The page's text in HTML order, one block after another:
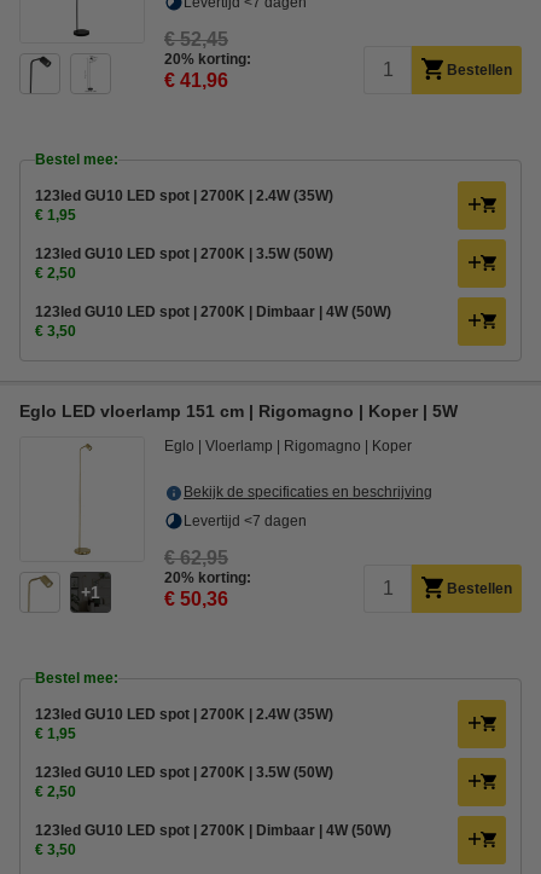
€ 52,45
20% korting:
€ 41,96 Bestellen
Bestel mee:
123led GU10 LED spot | 2700K | 2.4W (35W)
€ 1,95
123led GU10 LED spot | 2700K | 3.5W (50W)
€ 2,50
123led GU10 LED spot | 2700K | Dimbaar | 4W (50W)
€ 3,50
Eglo LED vloerlamp 151 cm | Rigomagno | Koper | 5W
1
Eglo Vloerlamp Rigomagno Koper
Bekijk de specificaties en beschrijving
Levertijd <7 dagen
€ 62,95
20% korting:
€ 50,36 Bestellen
Bestel mee:
123led GU10 LED spot | 2700K | 2.4W (35W)
€ 1,95
123led GU10 LED spot | 2700K | 3.5W (50W)
€ 2,50
123led GU10 LED spot | 2700K | Dimbaar | 4W (50W)
€ 3,50